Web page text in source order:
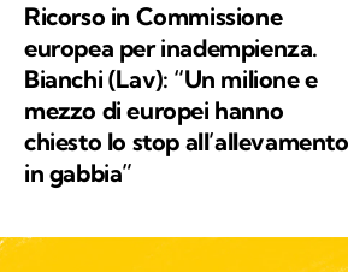
Ricorso in Commissione
europea per inadempienza.
Bianchi (Lav): “Un milione e
mezzo di europei hanno
chiesto lo stop all’allevamento
in gabbia”